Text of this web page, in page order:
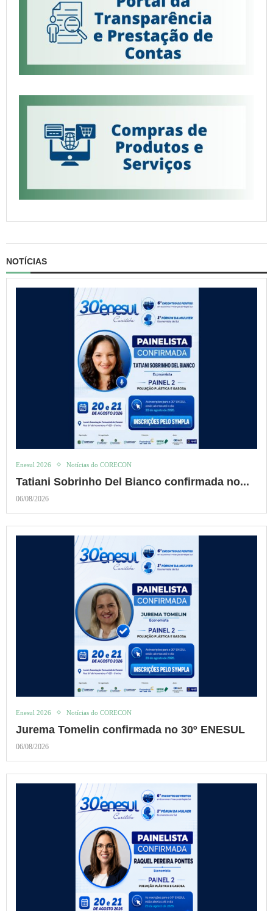
NOTÍCIAS
Enesul 2026 Notícias do CORECON
Tatiani Sobrinho Del Bianco confirmada no...
06/08/2026
Enesul 2026 Notícias do CORECON
Jurema Tomelin confirmada no 30º ENESUL
06/08/2026